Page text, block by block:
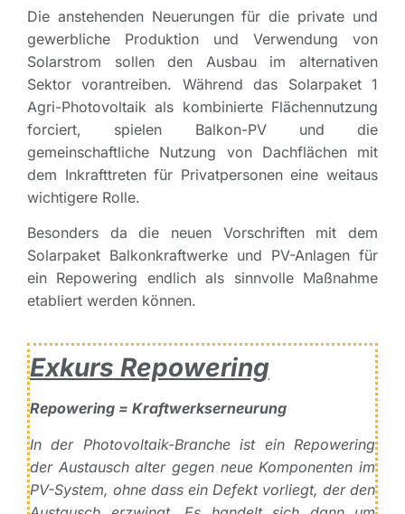
Die anstehenden Neuerungen für die private und
gewerbliche Produktion und Verwendung von
Solarstrom sollen den Ausbau im alternativen
Sektor vorantreiben. Während das Solarpaket 1
Agri-Photovoltaik als kombinierte Flächennutzung
forciert, spielen Balkon-PV und die
gemeinschaftliche Nutzung von Dachflächen mit
dem Inkrafttreten für Privatpersonen eine weitaus
wichtigere Rolle.
Besonders da die neuen Vorschriften mit dem
Solarpaket Balkonkraftwerke und PV-Anlagen für
ein Repowering endlich als sinnvolle Maßnahme
etabliert werden können.
Exkurs Repowering
Repowering = Kraftwerkserneurung
In der Photovoltaik-Branche ist ein Repowering
der Austausch alter gegen neue Komponenten im
PV-System, ohne dass ein Defekt vorliegt, der den